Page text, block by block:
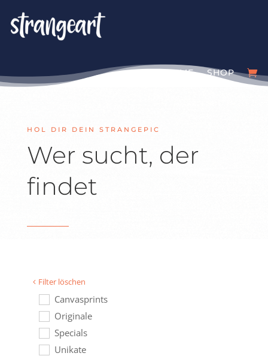
HOME SHOP
HOL DIR DEIN STRANGEPIC
Wer sucht, der
findet
Filter löschen
Canvasprints
Originale
Specials
Unikate